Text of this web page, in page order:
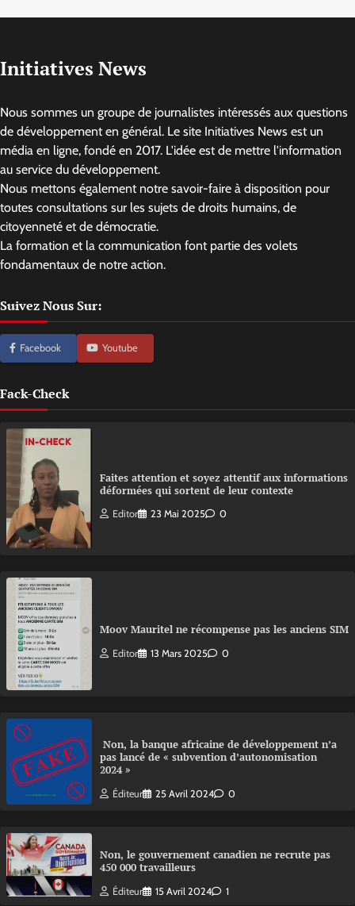
Initiatives News
Nous sommes un groupe de journalistes intéressés aux questions
de développement en général. Le site Initiatives News est un
média en ligne, fondé en 2017. L'idée est de mettre l'information
au service du développement.
Nous mettons également notre savoir-faire à disposition pour
toutes consultations sur les sujets de droits humains, de
citoyenneté et de démocratie.
La formation et la communication font partie des volets
fondamentaux de notre action.
Suivez Nous Sur:
Facebook Youtube
Fack-Check
Faites attention et soyez attentif aux informations
déformées qui sortent de leur contexte
Editor 23 Mai 2025 0
Moov Mauritel ne récompense pas les anciens SIM
Editor 13 Mars 2025 0
Non, la banque africaine de développement n’a
pas lancé de « subvention d’autonomisation
2024 »
Éditeur 25 Avril 2024 0
Non, le gouvernement canadien ne recrute pas
450 000 travailleurs
Éditeur 15 Avril 2024 1